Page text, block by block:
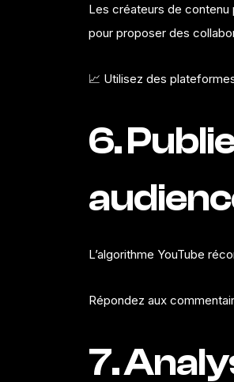
Les créateurs de contenu
pour proposer des
📈 Utilisez des
6.
L’algorithme YouTube
Répondez aux
7.